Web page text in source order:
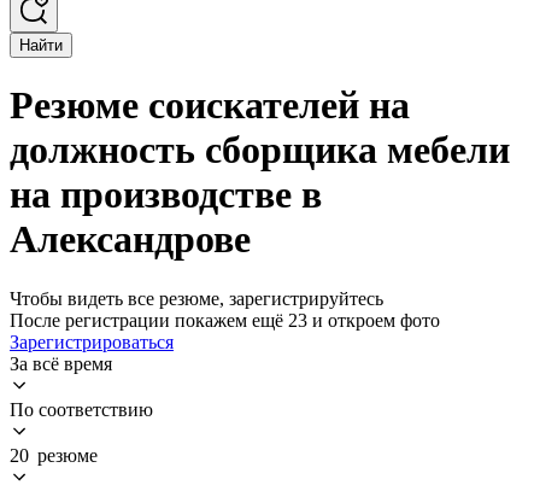
Найти
Резюме соискателей на
должность сборщика мебели
на производстве в
Александрове
Чтобы видеть все резюме, зарегистрируйтесь
После регистрации покажем ещё 23 и откроем фото
Зарегистрироваться
За всё время
По соответствию
20 резюме